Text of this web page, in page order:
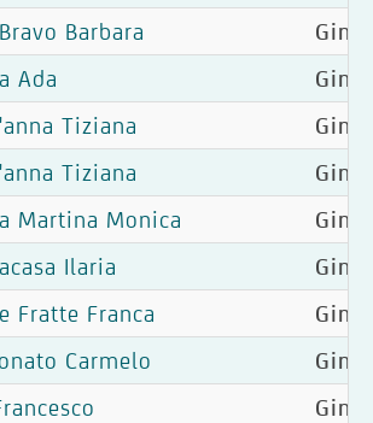
Barbara
Ada
Tiziana
Tiziana
Martina Monica
Ilaria
Fratte Franca
Carmelo